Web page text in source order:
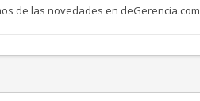
vez que comente.
de las novedades en deGerencia.com